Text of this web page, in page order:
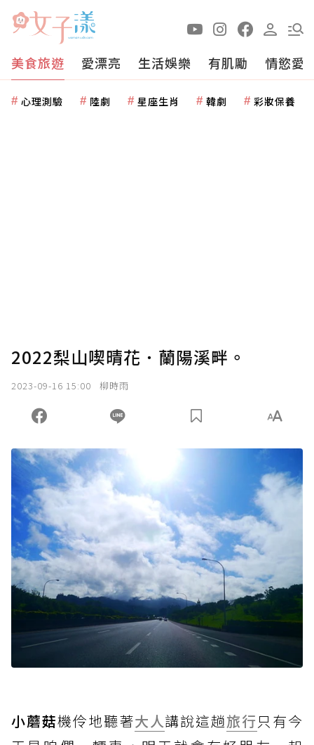
美食旅遊 愛漂亮 生活娛樂 有肌勵 情慾愛
心理測驗 陸劇 星座生肖 韓劇 彩妝保養
2022梨山喫晴花．蘭陽溪畔。
2023-09-16 15:00 柳時雨
小蘑菇機伶地聽著大人講說這趟旅行 只有今